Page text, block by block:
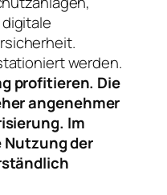
werden.
profitieren. Die
angenehmer
Im
Nutzung der